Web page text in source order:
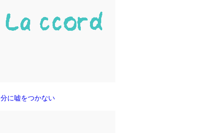
に嘘をつかない